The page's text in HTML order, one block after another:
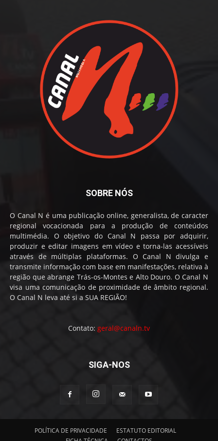
SOBRE NÓS
O Canal N é uma publicação online, generalista, de caracter
regional vocacionada para a produção de conteúdos
multimédia. O objetivo do Canal N passa por adquirir,
produzir e editar imagens em vídeo e torna-las acessíveis
através de múltiplas plataformas. O Canal N divulga e
transmite informação com base em manifestações, relativa à
região que abrange Trás-os-Montes e Alto Douro. O Canal N
visa uma comunicação de proximidade de âmbito regional.
O Canal N leva até si a SUA REGIÃO!
Contato: geral@canaln.tv
SIGA-NOS
POLÍTICA DE PRIVACIDADE
ESTATUTO EDITORIAL